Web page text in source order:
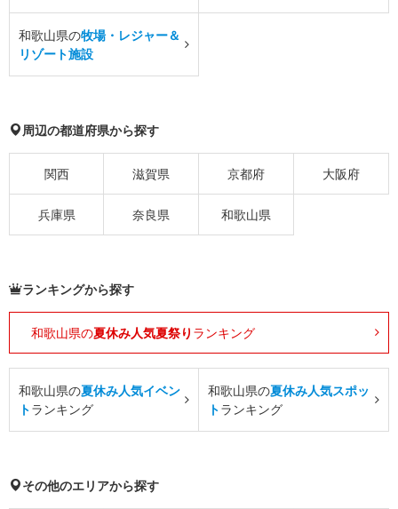
和歌山県の牧場・レジャー＆
リゾート施設
周辺の都道府県から探す
関西 滋賀県 京都府 大阪府
兵庫県 奈良県 和歌山県
ランキングから探す
和歌山県の夏休み人気夏祭り ランキング
和歌山県の夏休み人気イベン
トランキング
和歌山県の夏休み人気スポッ
トランキング
その他のエリアから探す